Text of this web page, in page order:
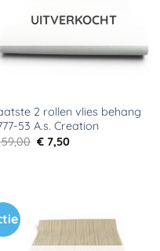
UITVERKOCHT
2 rollen vlies behang
53 A.s. Creation
Oorspronkelijke
prijs
€ 7,50Huidige
Toevoegen
aan
verlanglijst